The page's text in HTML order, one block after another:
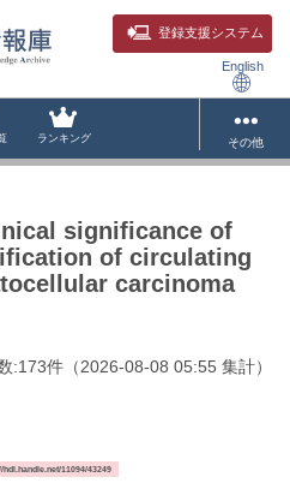
登録支援システム
English
ランキング その他
significance of
of circulating
carcinoma
:173件 （2026-08-08 05:55 集計）
hdl.handle.net/11094/43249